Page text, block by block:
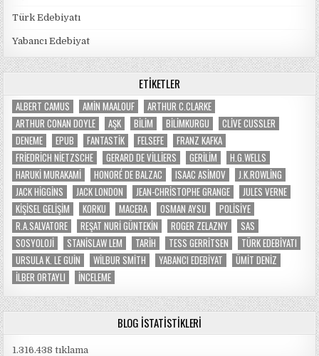
Türk Edebiyatı
Yabancı Edebiyat
ETIKETLER
ALBERT CAMUS AMIN MAALOUF
ARTHUR C.CLARKE
ARTHUR CONAN DOYLE
AŞK BILIM BILIMKURGU
CLIVE CUSSLER
DENEME
EPUB FANTASTIK FELSEFE
FRANZ KAFKA
FRIEDRICH NIETZSCHE
GERARD DE VILLIERS GERILIM
H.G.WELLS
HARUKI MURAKAMI
HONORÉ DE BALZAC ISAAC ASIMOV
J.K.ROWLING
JACK HIGGINS
JACK LONDON JEAN-CHRISTOPHE GRANGE
JULES VERNE
KIŞISEL GELIŞIM
KORKU MACERA OSMAN AYSU
POLISIYE
R.A.SALVATORE
REŞAT NURI GÜNTEKIN ROGER ZELAZNY
SAS
SOSYOLOJI
STANISLAW LEM TARIH TESS GERRITSEN
TÜRK EDEBIYATI
URSULA K. LE GUIN
WILBUR SMITH YABANCI EDEBIYAT
ÜMIT DENIZ
İLBER ORTAYLI
İNCELEME
BLOG İSTATISTIKLERI
1.316.438 tıklama